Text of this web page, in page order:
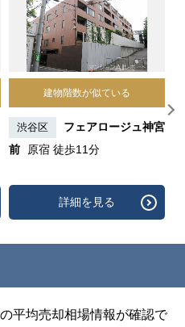
建物階数が似ている
渋谷区
フェアロージュ神宮
前
原宿 徒歩11分
詳細を見る
平均売却相場情報が確認で